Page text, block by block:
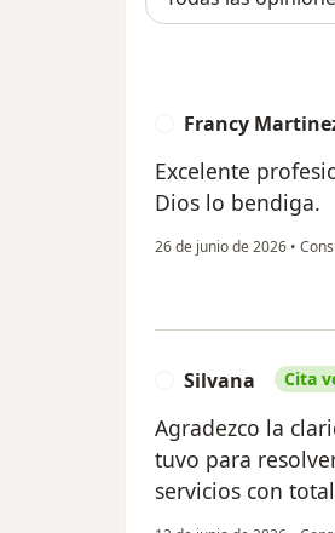
Francy
Excelente
Dios lo bendiga.
26 de junio de 2026 •
Silvana Cita
Agradezco la
tuvo para
servicios con